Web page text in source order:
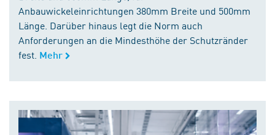
Anbauwickeleinrichtungen 380mm Breite und 500mm
Länge. Darüber hinaus legt die Norm auch
Anforderungen an die Mindesthöhe der Schutzränder
fest. Mehr